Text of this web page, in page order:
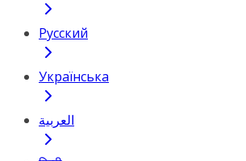
Русский
Українська
العربية